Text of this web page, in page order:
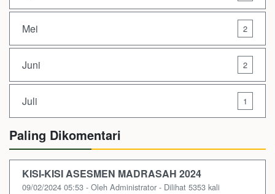
Mei 2
Juni 2
Juli 1
Paling Dikomentari
KISI-KISI ASESMEN MADRASAH 2024
09/02/2024 05:53 - Oleh Administrator - Dilihat 5353 kali